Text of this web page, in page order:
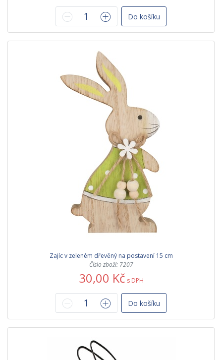
Do košíku
Zajíc v zeleném dřevěný na postavení 15 cm
Číslo zboží: 7207
30,00 Kč s DPH
Do košíku